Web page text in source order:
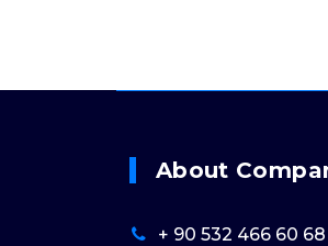
About
+ 90 532 466 60 68